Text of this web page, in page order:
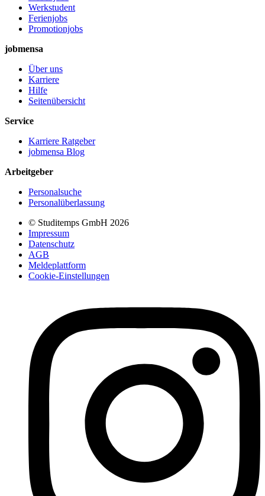
Werkstudent
Ferienjobs
Promotionjobs
jobmensa
Über uns
Karriere
Hilfe
Seitenübersicht
Service
Karriere Ratgeber
jobmensa Blog
Arbeitgeber
Personalsuche
Personalüberlassung
© Studitemps GmbH 2026
Impressum
Datenschutz
AGB
Meldeplattform
Cookie-Einstellungen